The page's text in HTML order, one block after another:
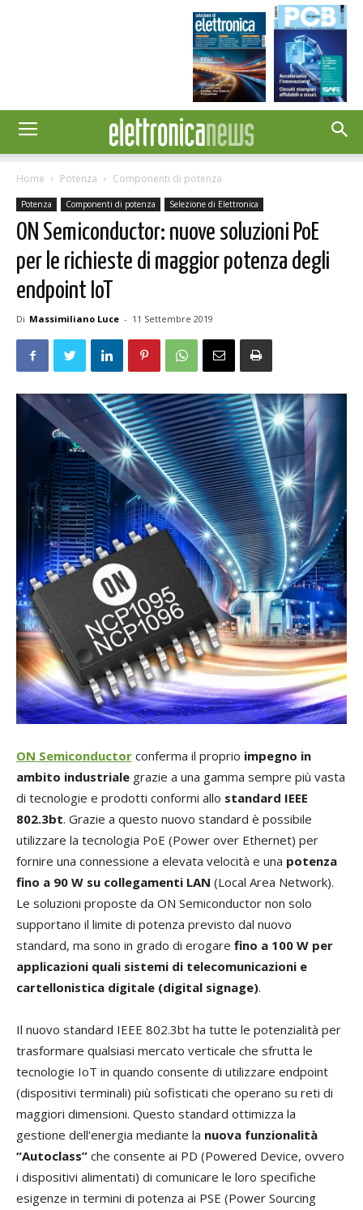
Home Potenza Componenti di potenza
Potenza Componenti di potenza Selezione di Elettronica
ON Semiconductor: nuove soluzioni PoE
per le richieste di maggior potenza degli
endpoint IoT
Di Massimiliano Luce - 11 Settembre 2019
ON Semiconductor conferma il proprio impegno in
ambito industriale grazie a una gamma sempre più vasta
di tecnologie e prodotti conformi allo standard IEEE
802.3bt. Grazie a questo nuovo standard è possibile
utilizzare la tecnologia PoE (Power over Ethernet) per
fornire una connessione a elevata velocità e una potenza
fino a 90 W su collegamenti LAN (Local Area Network).
Le soluzioni proposte da ON Semiconductor non solo
supportano il limite di potenza previsto dal nuovo
standard, ma sono in grado di erogare fino a 100 W per
applicazioni quali sistemi di telecomunicazioni e
cartellonistica digitale (digital signage).
Il nuovo standard IEEE 802.3bt ha tutte le potenzialità per
trasformare qualsiasi mercato verticale che sfrutta le
tecnologie IoT in quando consente di utilizzare endpoint
(dispositivi terminali) più sofisticati che operano su reti di
maggiori dimensioni. Questo standard ottimizza la
gestione dell'energia mediante la nuova funzionalità
“Autoclass” che consente ai PD (Powered Device, ovvero
i dispositivi alimentati) di comunicare le loro specifiche
esigenze in termini di potenza ai PSE (Power Sourcing